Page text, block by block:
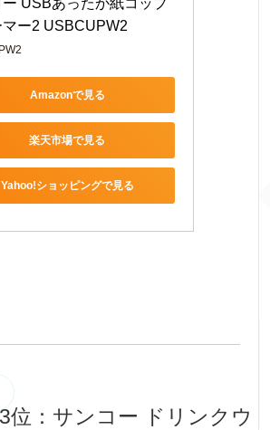
USBあったか紙コップ
マー2 USBCUPW2
Amazonで見る
楽天市場で見る
Yahoo!ショッピングで見る
位：サンコー ドリンクウ